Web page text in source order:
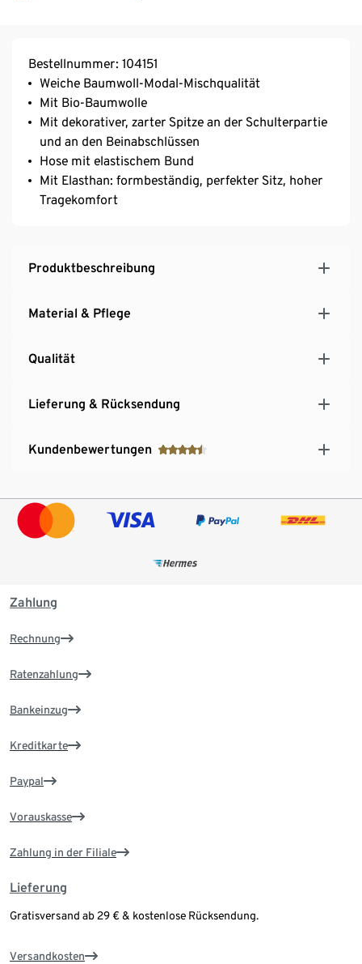
Bestellnummer: 104151
Weiche Baumwoll-Modal-Mischqualität
Mit Bio-Baumwolle
Mit dekorativer, zarter Spitze an der Schulterpartie
und an den Beinabschlüssen
Hose mit elastischem Bund
Mit Elasthan: formbeständig, perfekter Sitz, hoher
Tragekomfort
Produktbeschreibung
Material & Pflege
Qualität
Lieferung & Rücksendung
Kundenbewertungen
Zahlung
Rechnung
Ratenzahlung
Bankeinzug
Kreditkarte
Paypal
Vorauskasse
Zahlung in der Filiale
Lieferung
Gratisversand ab 29 € & kostenlose Rücksendung.
Versandkosten